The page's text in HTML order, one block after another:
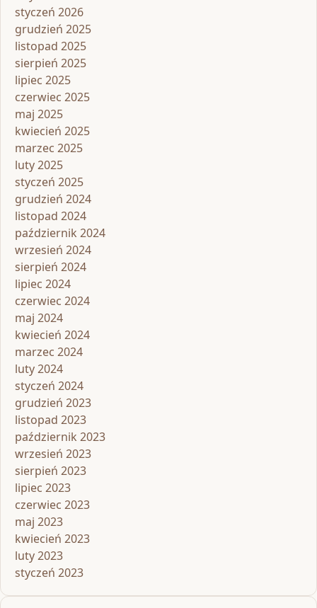
styczeń 2026
grudzień 2025
listopad 2025
sierpień 2025
lipiec 2025
czerwiec 2025
maj 2025
kwiecień 2025
marzec 2025
luty 2025
styczeń 2025
grudzień 2024
listopad 2024
październik 2024
wrzesień 2024
sierpień 2024
lipiec 2024
czerwiec 2024
maj 2024
kwiecień 2024
marzec 2024
luty 2024
styczeń 2024
grudzień 2023
listopad 2023
październik 2023
wrzesień 2023
sierpień 2023
lipiec 2023
czerwiec 2023
maj 2023
kwiecień 2023
luty 2023
styczeń 2023